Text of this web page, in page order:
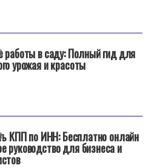
работы в саду: Полный гид для
урожая и красоты
КПП по ИНН: Бесплатно онлайн
для бизнеса и